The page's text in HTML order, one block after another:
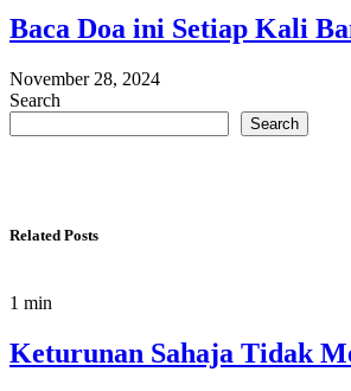
Baca Doa ini Setiap Kali
November 28, 2024
Search
Search
Related Posts
1 min
Keturunan Sahaja Tidak